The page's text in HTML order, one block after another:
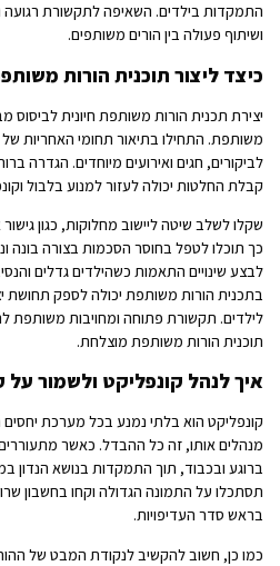
התמקדות בילדים. השאיפה לתקשורת רגועה
ושיתוף פעולה בין הורים משותפים.
כיצד ליצור תוכנית הורות
יצירת תכנית הורות משותפת חיונית לביסוס
משותפת. התחילו בתיאור תחומי האחריות של
לביקורים, חגים ואירועים מיוחדים. הגדרה
קבלת החלטות יכולה לעזור למנוע בלבול
שקלו לשלב שיטה ליישוב מחלוקות, כגון
כך תוכלו לטפל בחוסר הסכמות בצורה בונה
לבצע שינויים התאמות כשהילדים גדלים
בתכנית הורות משותפת יכולה לספק תחושת
לילדים. תקשורת פתוחה ומחויבות משותפת
תוכנית הורות משותפת מוצלחת.
איך לנהל קונפליקט ולשמור על
קונפליקט הוא בלתי נמנע בכל מערכת
מנהלים אותו, זה כל ההבדל. כאשר
ברוגע ובכבוד, תוך התמקדות בנושא הנדון
תסתכלו על התמונה הגדולה וקחו בחשבון
בראש סדר העדיפויות.
כמו כן, חשוב להקשיב לנקודת המבט של